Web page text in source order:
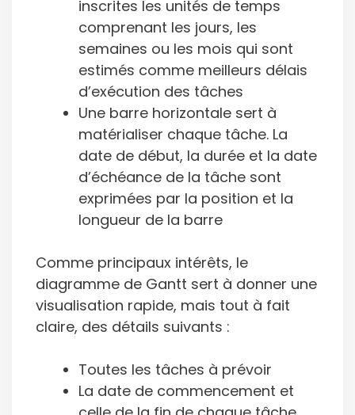
inscrites les unités de temps
comprenant les jours, les
semaines ou les mois qui sont
estimés comme meilleurs délais
d’exécution des tâches
Une barre horizontale sert à
matérialiser chaque tâche. La
date de début, la durée et la date
d’échéance de la tâche sont
exprimées par la position et la
longueur de la barre
Comme principaux intérêts, le
diagramme de Gantt sert à donner une
visualisation rapide, mais tout à fait
claire, des détails suivants :
Toutes les tâches à prévoir
La date de commencement et